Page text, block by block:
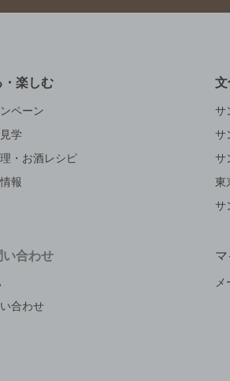
・楽しむ
ペーン
学
・お酒レシピ
報
文
サ
サ
サ
東
サ
い合わせ
合わせ